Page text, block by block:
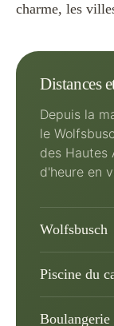
charme, les
Distances
Depuis la
le
des Hautes
d'heure en
Wolfsbusch
Piscine du